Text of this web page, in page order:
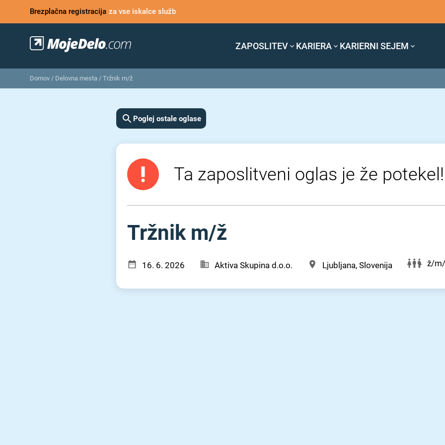
Brezplačna registracija za vse iskalce služb
ZAPOSLITEV KARIERA KARIERNI SEJEM
Domov / Delovna mesta / Tržnik m/ž
Poglej ostale oglase
Ta zaposlitveni oglas je že potekel!
Tržnik m⁠/⁠ž
16. 6. 2026 Aktiva Skupina d.o.o. Ljubljana, Slovenija ž/